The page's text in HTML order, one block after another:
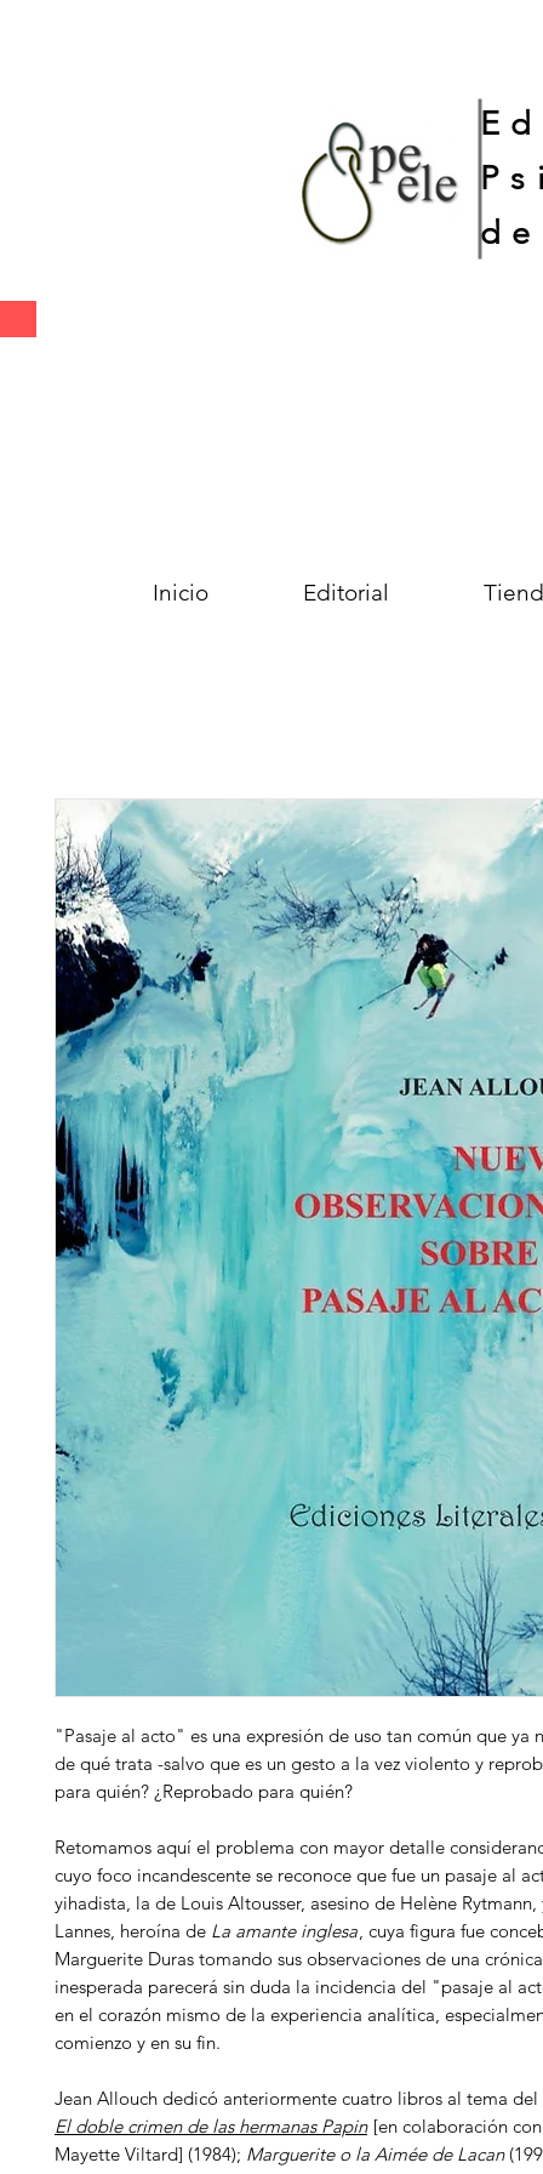
Inicio Editorial
"Pasaje al acto" es una expresión de uso tan común que ya
de qué trata -salvo que es un gesto a la vez violento y
para quién? ¿Reprobado para quién?
Retomamos aquí el problema con mayor detalle
cuyo foco incandescente se reconoce que fue un pasaje al
yihadista, la de Louis Altousser, asesino de Helène
Lannes, heroína de La amante inglesa, cuya figura fue
Marguerite Duras tomando sus observaciones de una
inesperada parecerá sin duda la incidencia del "pasaje al
en el corazón mismo de la experiencia analítica,
comienzo y en su fin.
Jean Allouch dedicó anteriormente cuatro libros al tema del
El doble crimen de las hermanas Papin [en colaboración
Mayette Viltard] (1984); Marguerite o la Aimée de Lacan